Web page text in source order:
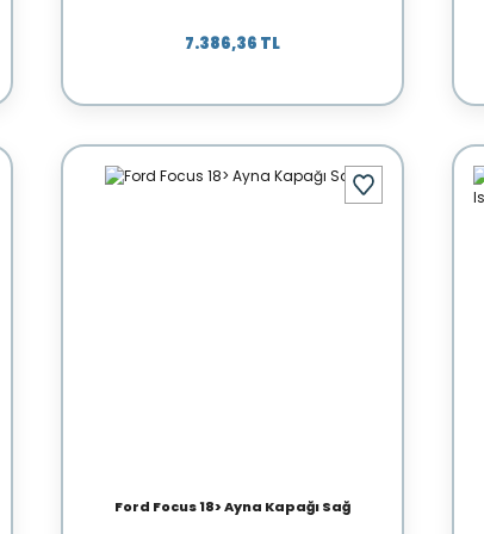
7.386,36 TL
Ford Focus 18> Ayna Kapağı Sağ